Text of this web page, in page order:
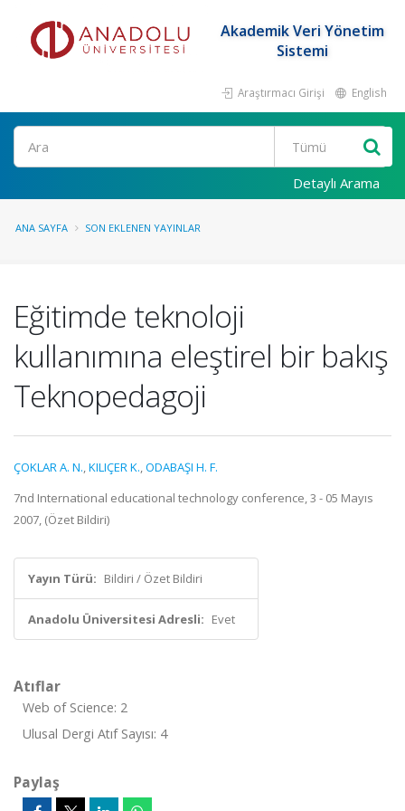
Akademik Veri Yönetim
Sistemi
Araştırmacı Girişi English
Ara
Detaylı Arama
ANA SAYFA SON EKLENEN YAYINLAR
Eğitimde teknoloji
kullanımına eleştirel bir bakış
Teknopedagoji
ÇOKLAR A. N.,KILIÇER K.,ODABAŞI H. F.
7nd International educational technology conference, 3 - 05 Mayıs
2007, (Özet Bildiri)
Yayın Türü: Bildiri / Özet Bildiri
Anadolu Üniversitesi Adresli: Evet
Atıflar
Web of Science: 2
Ulusal Dergi Atıf Sayısı: 4
Paylaş